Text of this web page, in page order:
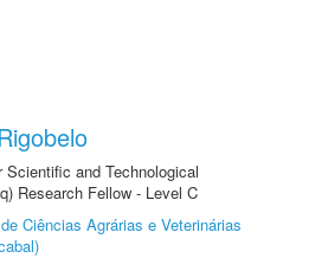
Scientific and Technological
Research Fellow - Level C
Ciências Agrárias e Veterinárias